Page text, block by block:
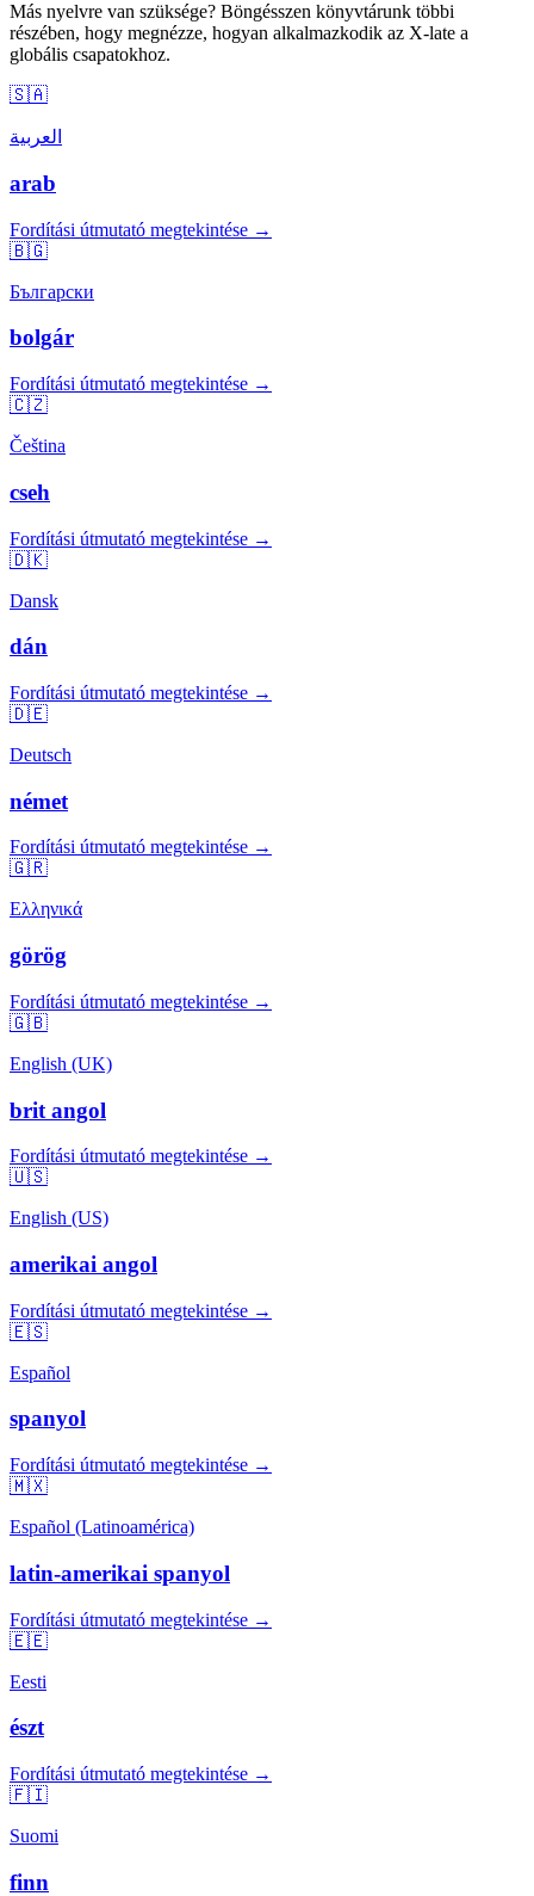
Más nyelvre van szüksége? Böngésszen könyvtárunk többi
részében, hogy megnézze, hogyan alkalmazkodik az X-late a
globális csapatokhoz.
🇸🇦
العربية
arab
Fordítási útmutató megtekintése →
🇧🇬
Български
bolgár
Fordítási útmutató megtekintése →
🇨🇿
Čeština
cseh
Fordítási útmutató megtekintése →
🇩🇰
Dansk
dán
Fordítási útmutató megtekintése →
🇩🇪
Deutsch
német
Fordítási útmutató megtekintése →
🇬🇷
Ελληνικά
görög
Fordítási útmutató megtekintése →
🇬🇧
English (UK)
brit angol
Fordítási útmutató megtekintése →
🇺🇸
English (US)
amerikai angol
Fordítási útmutató megtekintése →
🇪🇸
Español
spanyol
Fordítási útmutató megtekintése →
🇲🇽
Español (Latinoamérica)
latin-amerikai spanyol
Fordítási útmutató megtekintése →
🇪🇪
Eesti
észt
Fordítási útmutató megtekintése →
🇫🇮
Suomi
finn